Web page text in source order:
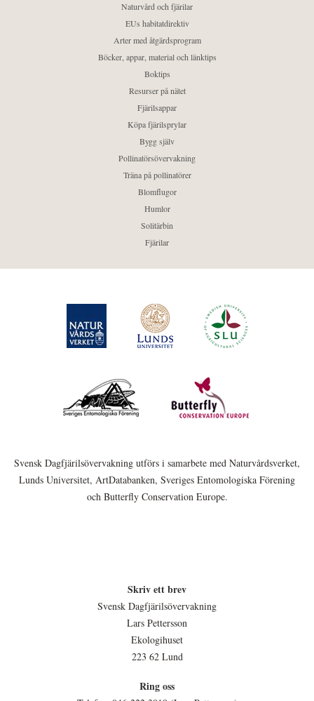
Naturvård och fjärilar
EUs habitatdirektiv
Arter med åtgärdsprogram
Böcker, appar, material och länktips
Boktips
Resurser på nätet
Fjärilsappar
Köpa fjärilsprylar
Bygg själv
Pollinatörsövervakning
Träna på pollinatörer
Blomflugor
Humlor
Solitärbin
Fjärilar
Svensk Dagfjärilsövervakning utförs i samarbete med Naturvårdsverket,
Lunds Universitet, ArtDatabanken, Sveriges Entomologiska Förening
och Butterfly Conservation Europe.
Skriv ett brev
Svensk Dagfjärilsövervakning
Lars Pettersson
Ekologihuset
223 62 Lund
Ring oss